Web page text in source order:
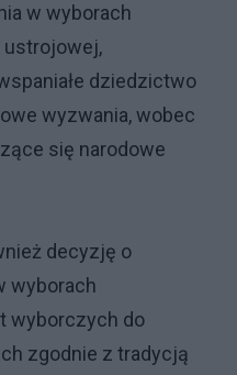
w wyborach
ustrojowej,
dziedzictwo
wyzwania, wobec
się narodowe
decyzję o
wyborach
wyborczych do
zgodnie z tradycją